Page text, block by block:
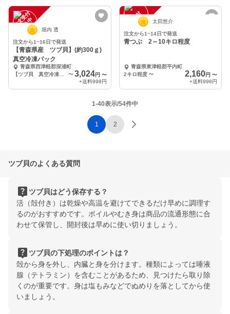
注
文
受
付
停
止
中 堀内 透
注文から1~16日で発送
【青森県産 ツブ貝】(約300ｇ)
真空冷凍パック
青森県西津軽郡深浦町
〜 3,024円 〜
+送料998円
注
文
受
付
停
止
中 太田悠介
注文から1~14日で発送
青つぶ 2～10キロ程度
青森県東津軽郡平内町
2キロ程度 〜 2,160円 〜
+送料998円
1-40表示/54件中
1 2
ツブ貝のよくある質問
live_help ツブ貝はどう保存する？
活（殻付き）は乾燥や高温を避けてできるだけ早めに調理す
るのがおすすめです。ボイルやむき身は商品の流通形態に合
わせて保管し、開封後は早めに使い切りましょう。
live_help ツブ貝の下処理のポイントは？
殻から身を外し、内臓と身を分けます。種類によっては唾液
腺（テトラミン）を含むことがあるため、見つけたら取り除
くのが重要です。身は塩もみなどでぬめりを落としてから使
いましょう。